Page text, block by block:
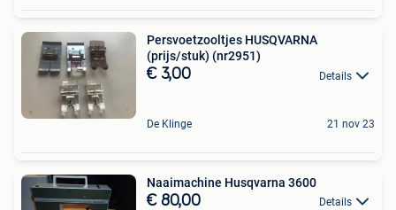
Persvoetzooltjes HUSQVARNA
(prijs/stuk) (nr2951)
€ 3,00 Details
De Klinge 21 nov 23
Naaimachine Husqvarna 3600
€ 80,00 Details